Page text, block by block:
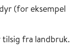
(for eksempel
fra landbruk.